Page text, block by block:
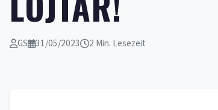
GS 31/05/2023 2 Min. Lesezeit